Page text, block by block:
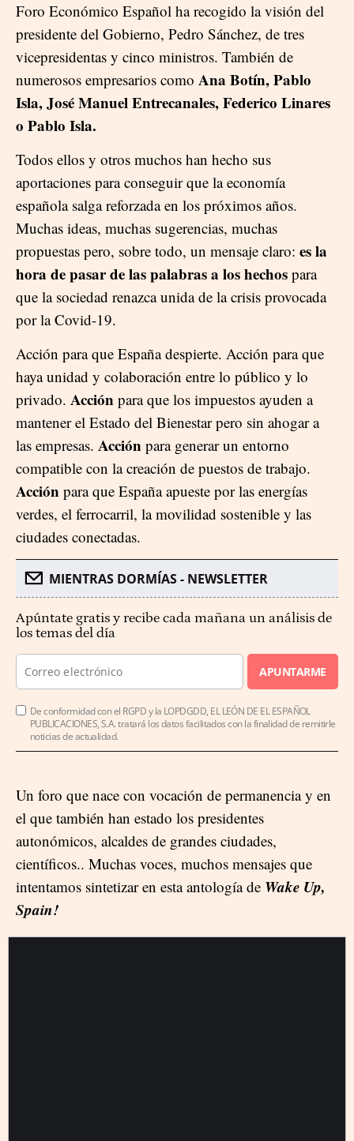
Foro Económico Español ha recogido la visión del
presidente del Gobierno, Pedro Sánchez, de tres
vicepresidentas y cinco ministros. También de
numerosos empresarios como Ana Botín, Pablo
Isla, José Manuel Entrecanales, Federico Linares
o Pablo Isla.
Todos ellos y otros muchos han hecho sus
aportaciones para conseguir que la economía
española salga reforzada en los próximos años.
Muchas ideas, muchas sugerencias, muchas
propuestas pero, sobre todo, un mensaje claro: es la
hora de pasar de las palabras a los hechos para
que la sociedad renazca unida de la crisis provocada
por la Covid-19.
Acción para que España despierte. Acción para que
haya unidad y colaboración entre lo público y lo
privado. Acción para que los impuestos ayuden a
mantener el Estado del Bienestar pero sin ahogar a
las empresas. Acción para generar un entorno
compatible con la creación de puestos de trabajo.
Acción para que España apueste por las energías
verdes, el ferrocarril, la movilidad sostenible y las
ciudades conectadas.
MIENTRAS DORMÍAS - NEWSLETTER
Apúntate gratis y recibe cada mañana un análisis de
los temas del día
APUNTARME
De conformidad con el RGPD y la LOPDGDD, EL LEÓN DE EL ESPAÑOL
PUBLICACIONES, S.A. tratará los datos facilitados con la finalidad de remitirle
noticias de actualidad.
Un foro que nace con vocación de permanencia y en
el que también han estado los presidentes
autonómicos, alcaldes de grandes ciudades,
científicos.. Muchas voces, muchos mensajes que
intentamos sintetizar en esta antología de Wake Up,
Spain!